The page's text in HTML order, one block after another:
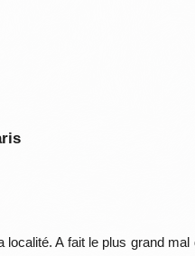
A fait le plus grand mal